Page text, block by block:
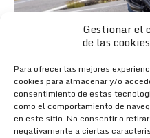
Gestionar el
de las cookies
Para ofrecer las mejores
cookies para almacenar y/o
consentimiento de estas
como el comportamiento de
en este sitio. No consentir o
negativamente a ciertas